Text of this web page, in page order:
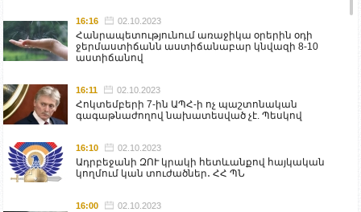
16:16 02.10.2023
Հանրապետությունում առաջիկա օրերին օդի
ջերմաստիճանն աստիճանաբար կնվազի 8-10
աստիճանով
16:11 02.10.2023
Հոկտեմբերի 7-ին ԱՊՀ-ի ոչ պաշտոնական
գագաթնաժողով նախատեսված չէ. Պեսկով
16:10 02.10.2023
Ադրբեջանի ԶՈՒ կրակի հետևանքով հայկական
կողմում կան տուժածներ․ ՀՀ ՊՆ
16:00 02.10.2023